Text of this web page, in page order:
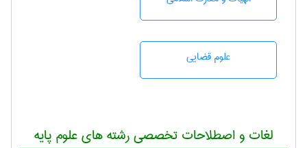
علوم قضایی
لغات و اصطلاحات تخصصی رشته های علوم پایه